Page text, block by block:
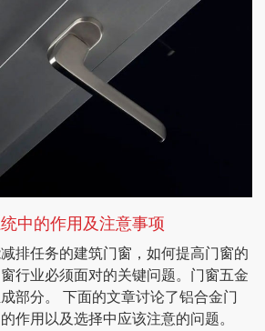
中的作用及注意事项
排任务的建筑门窗，如何提高门窗的
行业必须面对的关键问题。门窗五金
部分。 下面的文章讨论了铝合金门
作用以及选择中应该注意的问题。